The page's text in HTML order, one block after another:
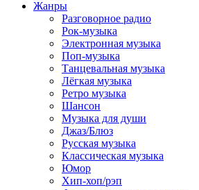
Жанры
Разговорное радио
Рок-музыка
Электронная музыка
Поп-музыка
Танцевальная музыка
Лёгкая музыка
Ретро музыка
Шансон
Музыка для души
Джаз/Блюз
Русская музыка
Классическая музыка
Юмор
Хип-хоп/рэп